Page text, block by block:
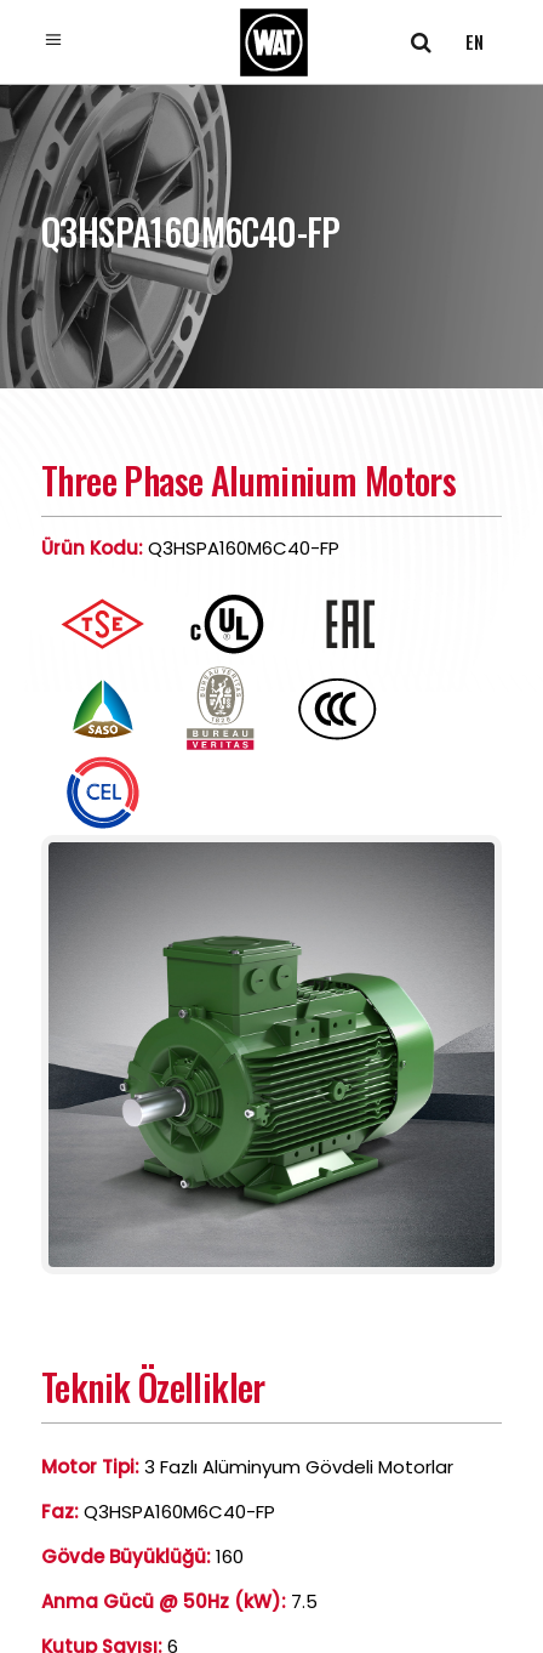
EN
Q3HSPA160M6C40-FP
Three Phase Aluminium Motors
Ürün Kodu:Q3HSPA160M6C40-FP
Teknik Özellikler
Motor Tipi:3 Fazlı Alüminyum Gövdeli Motorlar
Faz:Q3HSPA160M6C40-FP
Gövde Büyüklüğü:160
Anma Gücü @ 50Hz (kW): 7.5
Kutup Sayısı:6